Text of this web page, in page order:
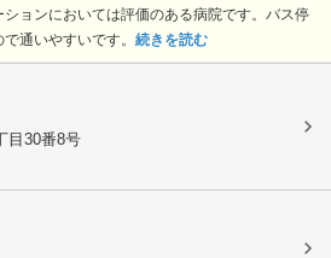
ョンにおいては評価のある病院です。バス停
通いやすいです。 続きを読む
目30番8号